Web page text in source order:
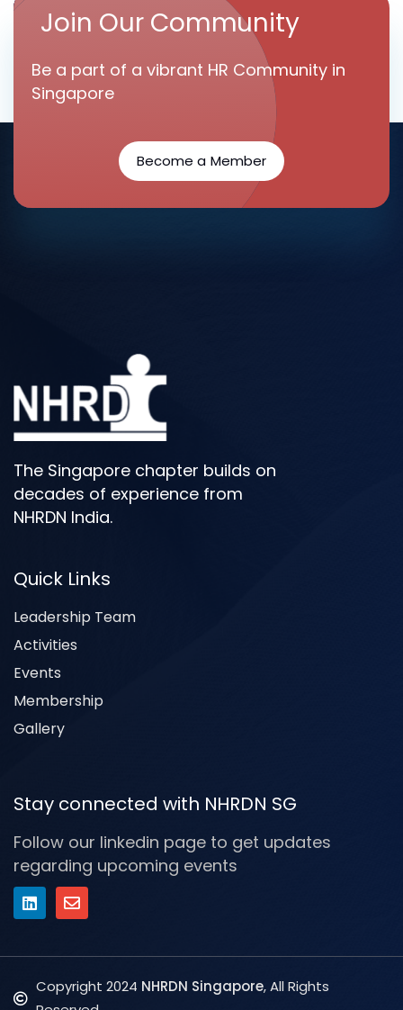
Join Our Community
Be a part of a vibrant HR Community in
Singapore
Become a Member
The Singapore chapter builds on
decades of experience from
NHRDN India.
Quick Links
Leadership Team
Activities
Events
Membership
Gallery
Stay connected with NHRDN SG
Follow our linkedin page to get updates
regarding upcoming events
Copyright 2024 NHRDN Singapore, All Rights